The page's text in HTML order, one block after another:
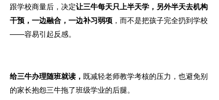
跟学校商量后，决定让三牛每天只上半天学，另外半天去机构
干预，一边融合，一边补习弱项 ， 而不是把孩子完全扔到学校
——容易引起反感。
给三牛办理随班就读， 既减轻老师教学考核的压力，也避免别
的家长抱怨三牛拖了班级学业的后腿。